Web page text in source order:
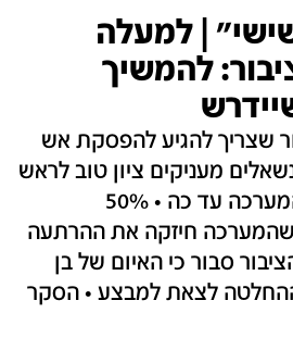
| למעלה
להמשיך
שצריך להגיע להפסקת אש
מעניקים ציון טוב לראש
הממשלה על ניהול המערכה עד כה • 50%
חיזקה את ההרתעה
סבור כי האיום של בן
לצאת למבצע • הסקר